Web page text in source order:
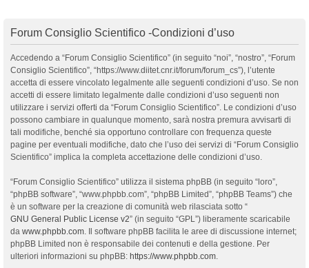
Forum Consiglio Scientifico -Condizioni d’uso
Accedendo a “Forum Consiglio Scientifico” (in seguito “noi”, “nostro”, “Forum
Consiglio Scientifico”, “https://www.diitet.cnr.it/forum/forum_cs”), l’utente
accetta di essere vincolato legalmente alle seguenti condizioni d’uso. Se non
accetti di essere limitato legalmente dalle condizioni d’uso seguenti non
utilizzare i servizi offerti da “Forum Consiglio Scientifico”. Le condizioni d’uso
possono cambiare in qualunque momento, sarà nostra premura avvisarti di
tali modifiche, benché sia opportuno controllare con frequenza queste
pagine per eventuali modifiche, dato che l’uso dei servizi di “Forum Consiglio
Scientifico” implica la completa accettazione delle condizioni d’uso.
“Forum Consiglio Scientifico” utilizza il sistema phpBB (in seguito “loro”,
“phpBB software”, “www.phpbb.com”, “phpBB Limited”, “phpBB Teams”) che
è un software per la creazione di comunità web rilasciata sotto “
GNU General Public License v2” (in seguito “GPL”) liberamente scaricabile
da www.phpbb.com. Il software phpBB facilita le aree di discussione internet;
phpBB Limited non è responsabile dei contenuti e della gestione. Per
ulteriori informazioni su phpBB: https://www.phpbb.com.